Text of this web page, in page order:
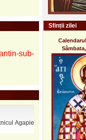
sub-
Agapie
Sfinții zilei